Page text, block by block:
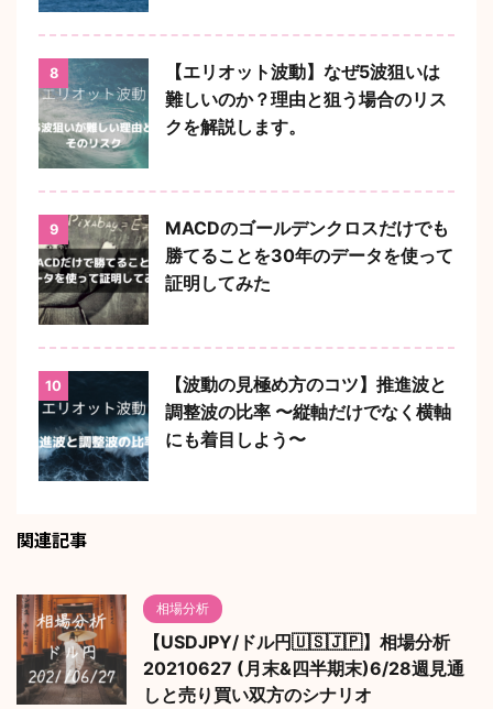
8
【エリオット波動】なぜ5波狙いは
難しいのか？理由と狙う場合のリス
クを解説します。
9
MACDのゴールデンクロスだけでも
勝てることを30年のデータを使って
証明してみた
10
【波動の見極め方のコツ】推進波と
調整波の比率 〜縦軸だけでなく横軸
にも着目しよう〜
関連記事
相場分析
【USDJPY/ドル円🇺🇸🇯🇵】相場分析
20210627 (月末&四半期末)6/28週見通
しと売り買い双方のシナリオ